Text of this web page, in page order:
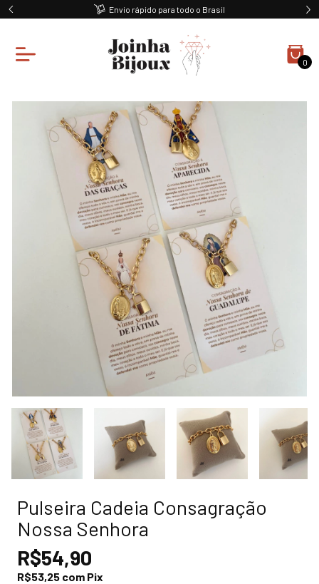
Envio rápido para todo o Brasil
0
Pulseira Cadeia Consagração
Nossa Senhora
R$54,90
R$53,25 com Pix